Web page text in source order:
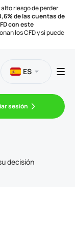
riesgo de perder
de las cuentas de
con este
los CFD y si puede
ES
sesión
decisión